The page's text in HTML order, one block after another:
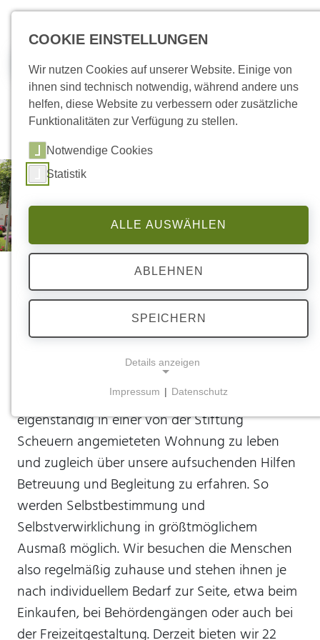
Jobs
Außenwohngruppen
Personen oder auch Paare mit geringem
Unterstützungsbedarf haben die Möglichkeit,
eigenständig in einer von der Stiftung
Scheuern angemieteten Wohnung zu leben
und zugleich über unsere aufsuchenden Hilfen
Betreuung und Begleitung zu erfahren. So
werden Selbstbestimmung und
Selbstverwirklichung in größtmöglichem
Ausmaß möglich. Wir besuchen die Menschen
also regelmäßig zuhause und stehen ihnen je
nach individuellem Bedarf zur Seite, etwa beim
Einkaufen, bei Behördengängen oder auch bei
der Freizeitgestaltung. Derzeit bieten wir 22
COOKIE EINSTELLUNGEN
Wir nutzen Cookies auf unserer Website. Einige von
ihnen sind technisch notwendig, während andere uns
helfen, diese Website zu verbessern oder zusätzliche
Funktionalitäten zur Verfügung zu stellen.
Notwendige Cookies
Statistik
ALLE AUSWÄHLEN
ABLEHNEN
SPEICHERN
Details anzeigen
Notwendige Cookies ermöglichen grundlegende
Funktionen und sind für die einwandfreie Funktion
der Website erforderlich.
Einverständnis-Cookie
Name:
Zweck:
Dieser Cookie speichert die ausgewählten
Einverständnis-Optionen des Benutzers
Cookie Laufzeit:
1 Jahr
Impressum | Datenschutz